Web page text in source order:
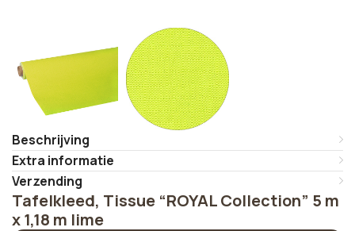
Beschrijving
Extra informatie
Verzending
Tafelkleed, Tissue “ROYAL Collection” 5 m
x 1,18 m lime